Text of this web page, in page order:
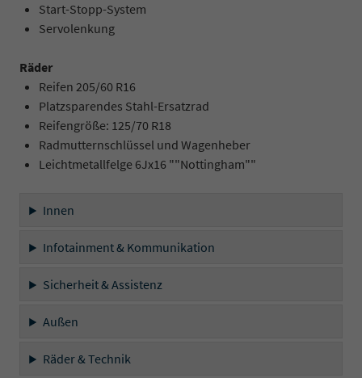
Start-Stopp-System
Servolenkung
Räder
Reifen 205/60 R16
Platzsparendes Stahl-Ersatzrad
Reifengröße: 125/70 R18
Radmutternschlüssel und Wagenheber
Leichtmetallfelge 6Jx16 ""Nottingham""
Innen
Infotainment & Kommunikation
Sicherheit & Assistenz
Außen
Räder & Technik